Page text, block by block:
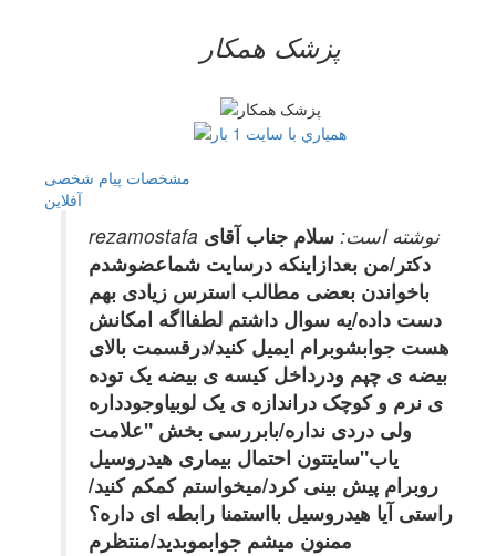
پزشک همکار
مشخصات پیام شخصی
آفلاين
rezamostafa نوشته است: سلام جناب آقای
دکتر/من بعدازاینکه درسایت شماعضوشدم
باخواندن بعضی مطالب استرس زیادی بهم
دست داده/یه سوال داشتم لطفااگه امکانش
هست جوابشوبرام ایمیل کنید/درقسمت بالای
بیضه ی چپم ودرداخل کیسه ی بیضه یک توده
ی نرم و کوچک دراندازه ی یک لوبیاوجودداره
ولی دردی نداره/بابررسی بخش "علامت
یاب"سایتتون احتمال بیماری هیدروسیل
روبرام پیش بینی کرد/میخواستم کمکم کنید/
راستی آیا هیدروسیل بااستمنا رابطه ای داره؟
ممنون میشم جوابموبدید/منتظرم